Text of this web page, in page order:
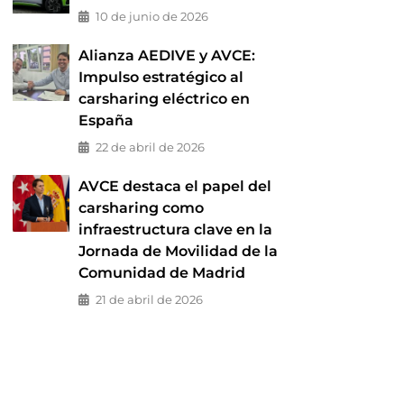
10 de junio de 2026
Alianza AEDIVE y AVCE:
Impulso estratégico al
carsharing eléctrico en
España
22 de abril de 2026
AVCE destaca el papel del
carsharing como
infraestructura clave en la
Jornada de Movilidad de la
Comunidad de Madrid
21 de abril de 2026